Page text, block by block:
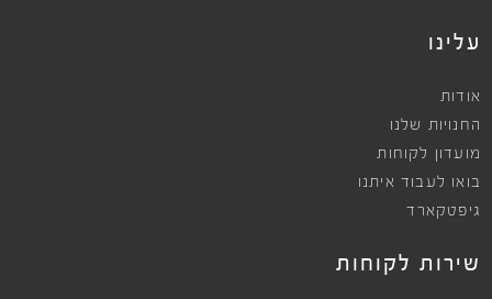
עלינו
אודות
החנויות שלנו
מועדון לקוחות
בואו לעבוד איתנו
גיפטקארד
שירות לקוחות